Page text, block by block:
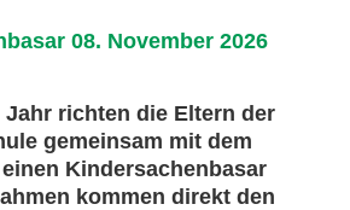
08. November 2026
rich­ten die Eltern der
gemein­sam mit dem
Kin­der­sa­chen­ba­sar
kom­men direkt den